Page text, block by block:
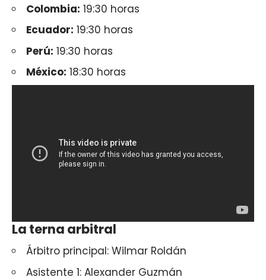
Colombia: 19:30 horas
Ecuador: 19:30 horas
Perú: 19:30 horas
México: 18:30 horas
La terna arbitral
Árbitro principal: Wilmar Roldán
Asistente 1: Alexander Guzmán